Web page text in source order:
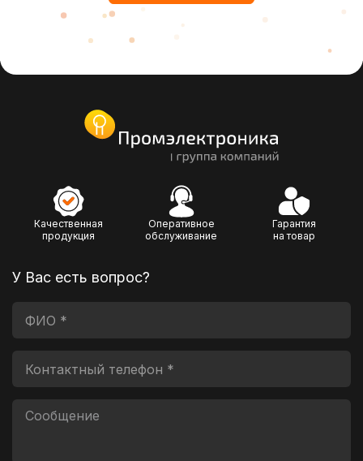
Качественная
продукция
Оперативное
обслуживание
Гарантия
на товар
У Вас есть вопрос?